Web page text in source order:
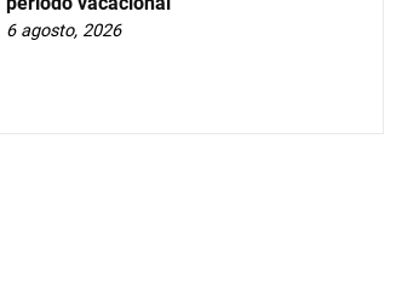
6 agosto, 2026